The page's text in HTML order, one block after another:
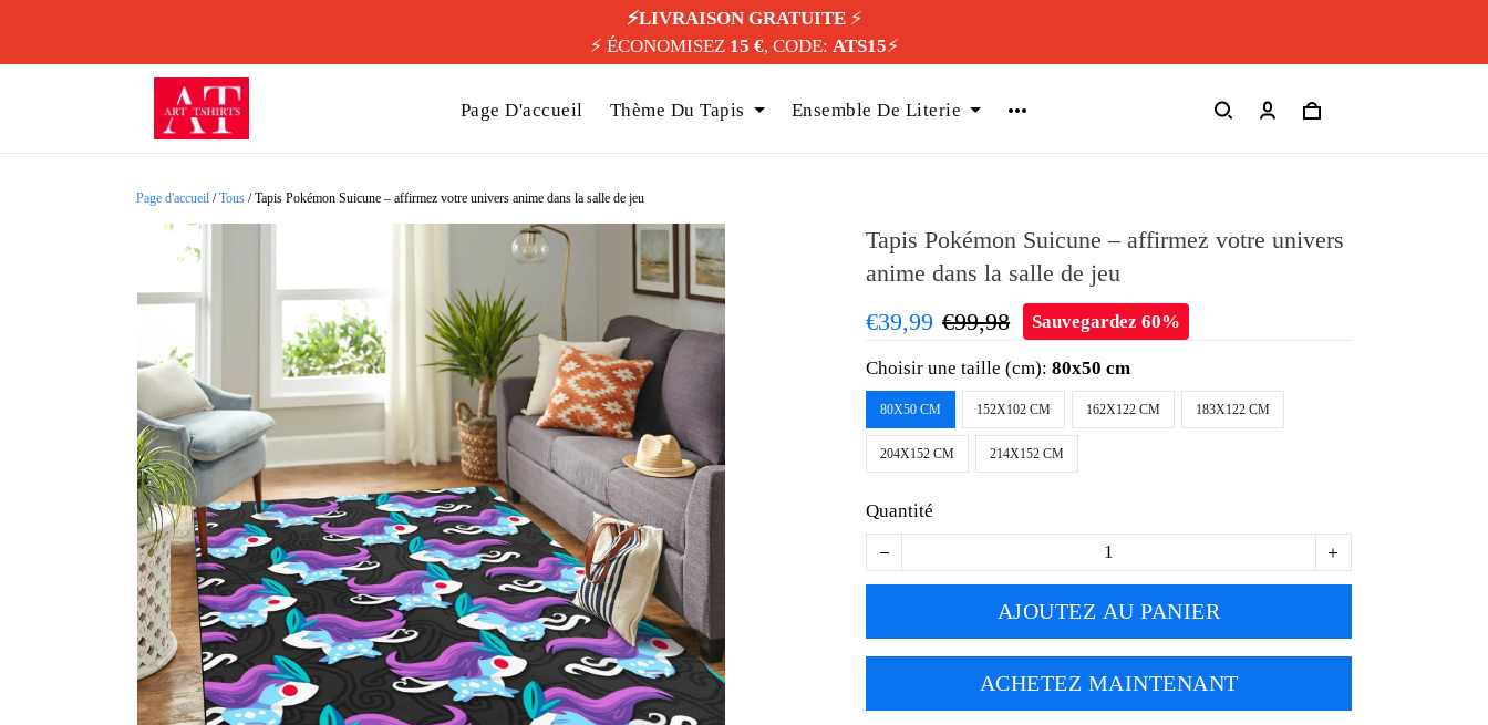
⚡️LIVRAISON GRATUITE⚡️
⚡️ ÉCONOMISEZ 15 €, CODE: ATS15⚡️
Page D'accueil Thème Du Tapis Ensemble De Literie
Page d'accueil /Tous /Tapis Pokémon Suicune – affirmez votre univers anime dans la salle de jeu
Tapis Pokémon Suicune – affirmez votre univers
anime dans la salle de jeu
€39,99 €99,98 Sauvegardez 60%
Choisir une taille (cm):80x50 cm
80X50 CM 152X102 CM 162X122 CM 183X122 CM
204X152 CM 214X152 CM
Quantité
AJOUTEZ AU PANIER
ACHETEZ MAINTENANT